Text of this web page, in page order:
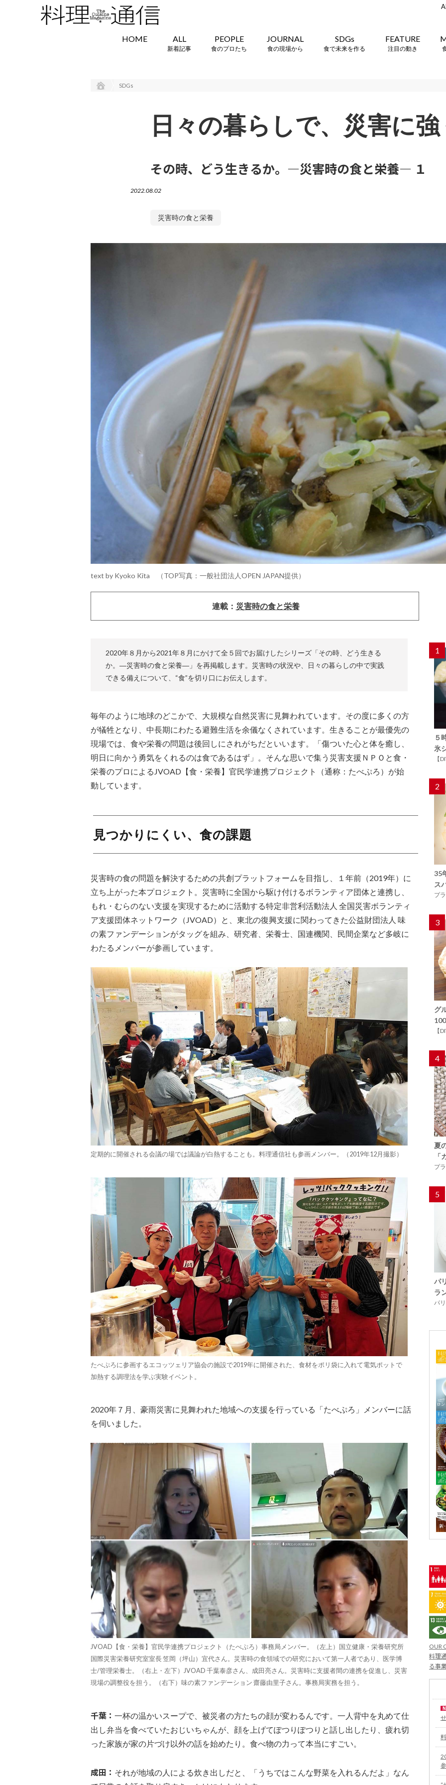
HOME ALL
新着記事
PEOPLE
食のプロたち
JOURNAL
食の現場から
SDGs
食で未来を作る
FEATURE
注目の動き
SDGs
日々の暮らしで、災害に
その時、どう生きるか。―災害時の食と栄養― １
2022.08.02
災害時の食と栄養
text by Kyoko Kita （TOP写真：一般社団法人OPEN JAPAN提供）
連載： 災害時の食と栄養
2020年８月から2021年８月にかけて全５回でお届けしたシリーズ「その時、どう生きる
か。―災害時の食と栄養―」を再掲載します。災害時の状況や、日々の暮らしの中で実践
できる備えについて、“食”を切り口にお伝えします。
毎年のように地球のどこかで、大規模な自然災害に見舞われています。その度に多くの方
が犠牲となり、中長期にわたる避難生活を余儀なくされています。生きることが最優先の
現場では、食や栄養の問題は後回しにされがちだといいます。「傷ついた心と体を癒し、
明日に向かう勇気をくれるのは食であるはず」。そんな思いで集う災害支援ＮＰＯと食・
栄養のプロによるJVOAD【食・栄養】官民学連携プロジェクト（通称：たべぷろ）が始
動しています。
見つかりにくい、食の課題
災害時の食の問題を解決するための共創プラットフォームを目指し、１年前（2019年）に
立ち上がった本プロジェクト。災害時に全国から駆け付けるボランティア団体と連携し、
もれ・むらのない支援を実現するために活動する特定非営利活動法人 全国災害ボランティ
ア支援団体ネットワーク（JVOAD）と、東北の復興支援に関わってきた公益財団法人 味
の素ファンデーションがタッグを組み、研究者、栄養士、国連機関、民間企業など多岐に
わたるメンバーが参画しています。
定期的に開催される会議の場では議論が白熱することも。料理通信社も参画メンバー。（2019年12月撮影）
たべぷろに参画するエコッツェリア協会の施設で2019年に開催された、食材をポリ袋に入れて電気ポットで
加熱する調理法を学ぶ実験イベント。
2020年７月、豪雨災害に見舞われた地域への支援を行っている「たべぷろ」メンバーに話
を伺いました。
JVOAD【食・栄養】官民学連携プロジェクト（たべぷろ）事務局メンバー。（左上）国立健康・栄養研究所
国際災害栄養研究室室長 笠岡（坪山）宜代さん。災害時の食領域での研究において第一人者であり、医学博
士/管理栄養士。（右上・左下）JVOAD 千葉泰彦さん、成田亮さん。災害時に支援者間の連携を促進し、災害
現場の調整役を担う。（右下）味の素ファンデーション 齋藤由里子さん。事務局実務を担う。
千葉： 一杯の温かいスープで、被災者の方たちの顔が変わるんです。一人背中を丸めて仕
出し弁当を食べていたおじいちゃんが、顔を上げてぽつりぽつりと話し出したり、疲れ切
った家族が家の片づけ以外の話を始めたり。食べ物の力って本当にすごい。
成田： それが地域の人による炊き出しだと、「うちではこんな野菜を入れるんだよ」なん
1
５
氷
【
2
35
ス
プ
3
グ
【
4
夏
「
プ
5
パ
ラ
パ
OUR
料理
る事
せ